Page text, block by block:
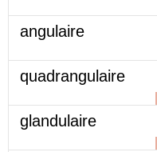
angulaire
quadrangulaire
glandulaire